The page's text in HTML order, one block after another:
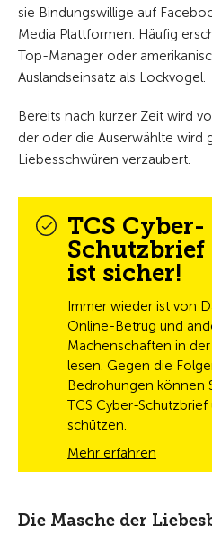
sie Bindungswillige auf
Media Plattformen. Häufig
Top-Manager oder
Auslandseinsatz als Lockvogel.
Bereits nach kurzer Zeit wird
der oder die Auserwählte wird
Liebesschwüren verzaubert.
TCS Cyber-
Schutzbrief
ist sicher!
Immer wieder ist von
Online-Betrug und
Machenschaften in
lesen. Gegen die
Bedrohungen können
TCS Cyber-Schutzbrief
schützen.
Mehr erfahren
Die Masche der